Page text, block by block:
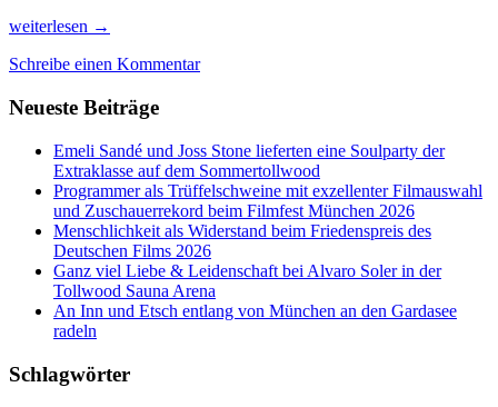
Zuschaueransturm
die
Kinos!
weiterlesen →
Schreibe einen Kommentar
Neueste Beiträge
Emeli Sandé und Joss Stone lieferten eine Soulparty der
Extraklasse auf dem Sommertollwood
Programmer als Trüffelschweine mit exzellenter Filmauswahl
und Zuschauerrekord beim Filmfest München 2026
Menschlichkeit als Widerstand beim Friedenspreis des
Deutschen Films 2026
Ganz viel Liebe & Leidenschaft bei Alvaro Soler in der
Tollwood Sauna Arena
An Inn und Etsch entlang von München an den Gardasee
radeln
Schlagwörter